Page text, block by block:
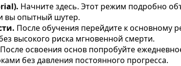
Начните здесь. Этот режим подробно
вы опытный шутер.
После обучения перейдите к основному
высокого риска мгновенной смерти.
После освоения основ попробуйте
без давления постоянного прогресса.